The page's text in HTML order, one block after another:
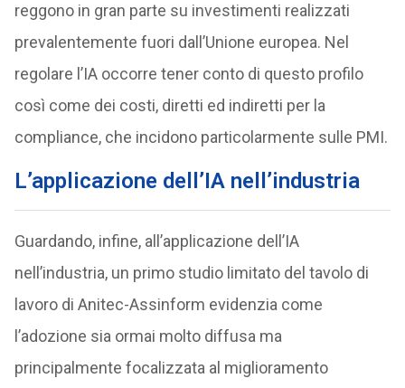
reggono in gran parte su investimenti realizzati
prevalentemente fuori dall’Unione europea. Nel
regolare l’IA occorre tener conto di questo profilo
così come dei costi, diretti ed indiretti per la
compliance, che incidono particolarmente sulle PMI.
L’applicazione dell’IA nell’industria
Guardando, infine, all’applicazione dell’IA
nell’industria, un primo studio limitato del tavolo di
lavoro di Anitec-Assinform evidenzia come
l’adozione sia ormai molto diffusa ma
principalmente focalizzata al miglioramento